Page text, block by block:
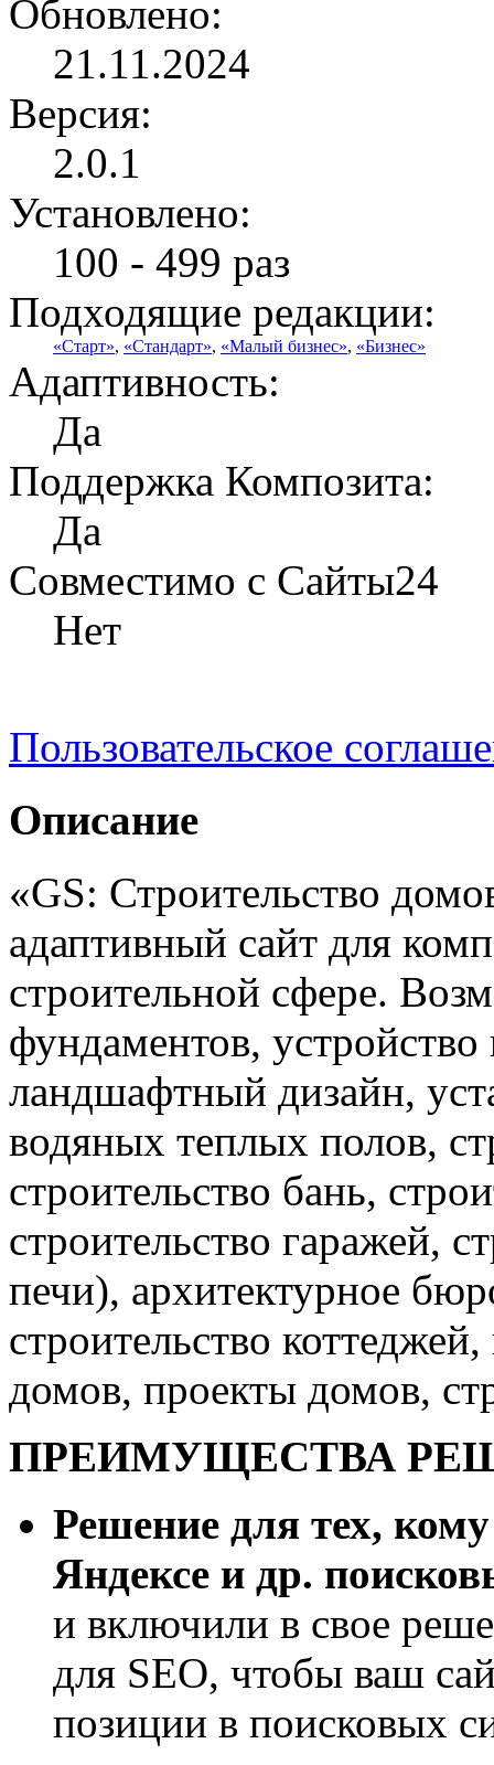
Обновлено:
21.11.2024
Версия:
2.0.1
Установлено:
100 - 499 раз
Подходящие редакции:
«Старт», «Стандарт», «Малый бизнес», «Бизнес»
Адаптивность:
Да
Поддержка Композита:
Да
Совместимо с Сайты24
Нет
Пользовательское
Описание
«GS: Строительство
адаптивный сайт для
строительной сфере.
фундаментов,
ландшафтный дизайн,
водяных теплых полов,
строительство бань,
строительство гаражей,
печи), архитектурное
строительство
домов, проекты домов,
ПРЕИМУЩЕСТВА
Решение для тех,
Яндексе и др.
и включили в свое
для SEO, чтобы ваш
позиции в поисковых